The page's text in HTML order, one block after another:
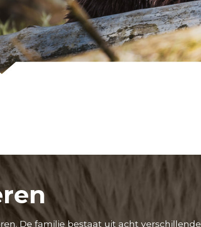
De familie bestaat uit acht verschillende